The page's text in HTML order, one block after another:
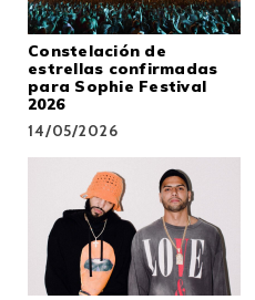
Constelación de
estrellas confirmadas
para Sophie Festival
2026
14/05/2026